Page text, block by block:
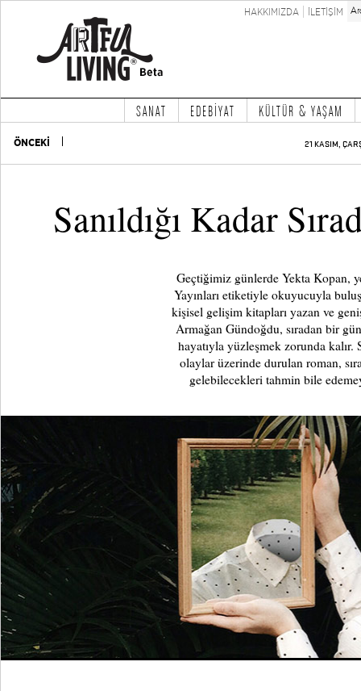
HAKKIMIZDA İLETİŞİM
SANAT EDEBİYAT KÜLTÜR & YAŞAM
ÖNCEKİ 21 KASIM,
Sanıldığı Kadar
Geçtiğimiz günlerde Yekta Kopan,
Yayınları etiketiyle okuyucuyla
kişisel gelişim kitapları yazan ve
Armağan Gündoğdu, sıradan bir
hayatıyla yüzleşmek zorunda
olaylar üzerinde durulan roman,
gelebilecekleri tahmin bile